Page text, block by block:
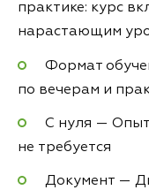
практике: курс
нарастающим
Формат
по вечерам и
С нуля —
не требуется
Документ —